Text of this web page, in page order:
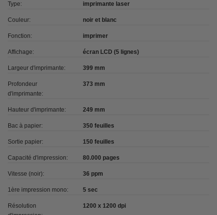
Type: imprimante laser
Couleur: noir et blanc
Fonction: imprimer
Affichage: écran LCD (5 lignes)
Largeur d'imprimante: 399 mm
Profondeur
d'imprimante:
373 mm
Hauteur d'imprimante: 249 mm
Bac à papier: 350 feuilles
Sortie papier: 150 feuilles
Capacité d'impression: 80.000 pages
Vitesse (noir): 36 ppm
1ère impression mono: 5 sec
Résolution
1200 x 1200 dpi